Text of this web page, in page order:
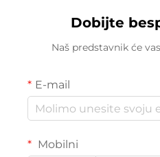
Dobijte
Naš predstavnik će
E-mail
Mobilni